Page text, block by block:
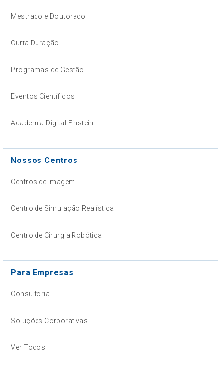
Mestrado e Doutorado
Curta Duração
Programas de Gestão
Eventos Científicos
Academia Digital Einstein
Nossos Centros
Centros de Imagem
Centro de Simulação Realística
Centro de Cirurgia Robótica
Para Empresas
Consultoria
Soluções Corporativas
Ver Todos